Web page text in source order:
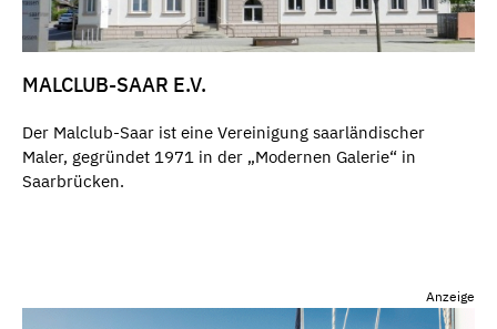
MALCLUB-SAAR E.V.
Der Malclub-Saar ist eine Vereinigung saarländischer
Maler, gegründet 1971 in der „Modernen Galerie“ in
Saarbrücken.
Anzeige